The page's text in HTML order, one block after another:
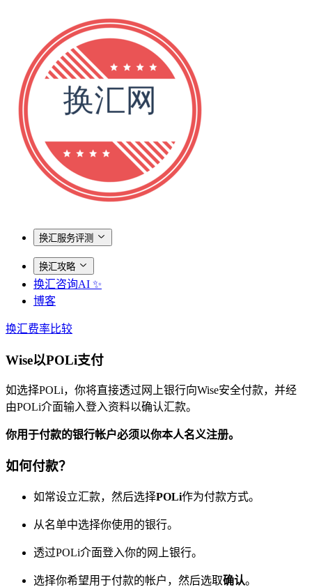
换汇服务评测
换汇攻略
换汇咨询AI ✨
博客
换汇费率比较
Wise以POLi支付
如选择POLi，你将直接透过网上银行向Wise安全付款，并经
由POLi介面输入登入资料以确认汇款。
你用于付款的银行帐户必须以你本人名义注册。
如何付款？
如常设立汇款，然后选择POLi作为付款方式。
从名单中选择你使用的银行。
透过POLi介面登入你的网上银行。
选择你希望用于付款的帐户，然后选取确认。